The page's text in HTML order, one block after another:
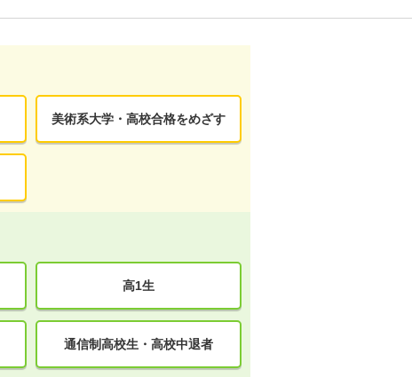
美術系大学・高校合格をめざす
高1生
通信制高校生・高校中退者